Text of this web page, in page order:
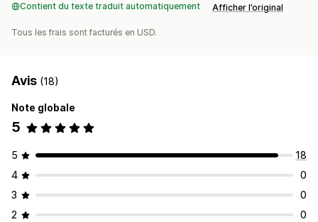
Contient du texte traduit automatiquement Afficher l’original
Tous les frais sont facturés en USD.
Avis (18)
Note globale
5
5
18
4
0
3
0
2
0